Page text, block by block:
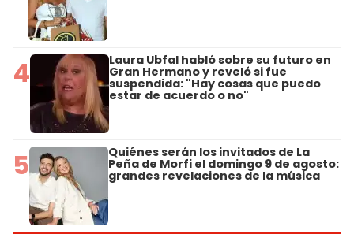
4 Laura Ubfal habló sobre su futuro en
Gran Hermano y reveló si fue
suspendida: "Hay cosas que puedo
estar de acuerdo o no"
5 Quiénes serán los invitados de La
Peña de Morfi el domingo 9 de agosto:
grandes revelaciones de la música